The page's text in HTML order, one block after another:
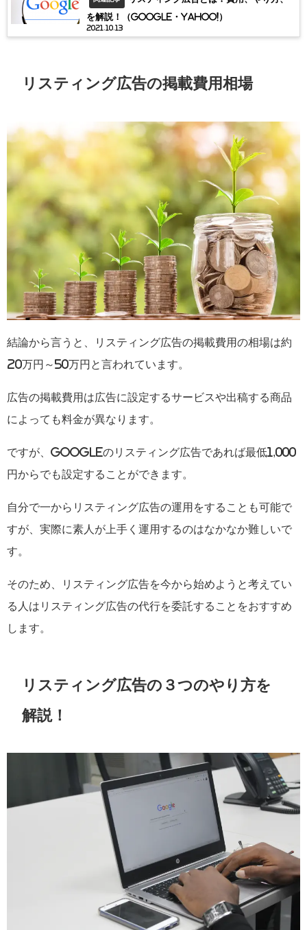
を解説！（Google・Yahoo!）
2021.10.13
リスティング広告の掲載費用相場
結論から言うと、リスティング広告の掲載費用の相場は約
20万円～50万円と言われています。
広告の掲載費用は広告に設定するサービスや出稿する商品
によっても料金が異なります。
ですが、Googleのリスティング広告であれば最低1,000
円からでも設定することができます。
自分で一からリスティング広告の運用をすることも可能で
すが、実際に素人が上手く運用するのはなかなか難しいで
す。
そのため、リスティング広告を今から始めようと考えてい
る人はリスティング広告の代行を委託することをおすすめ
します。
リスティング広告の３つのやり方を
解説！